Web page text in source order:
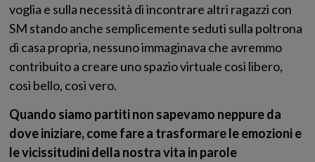
voglia e sulla necessità di incontrare altri ragazzi con
SM stando anche semplicemente seduti sulla poltrona
di casa propria, nessuno immaginava che avremmo
contribuito a creare uno spazio virtuale così libero,
così bello, così vero.
Quando siamo partiti non sapevamo neppure da
dove iniziare, come fare a trasformare le emozioni e
le vicissitudini della nostra vita in parole